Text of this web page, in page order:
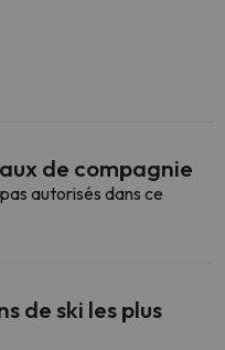
de compagnie
autorisés dans ce
de ski les plus